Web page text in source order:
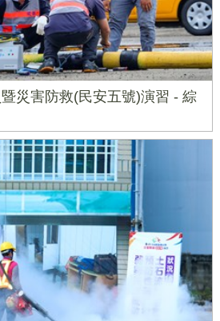
災害防救(民安五號)演習 - 綜